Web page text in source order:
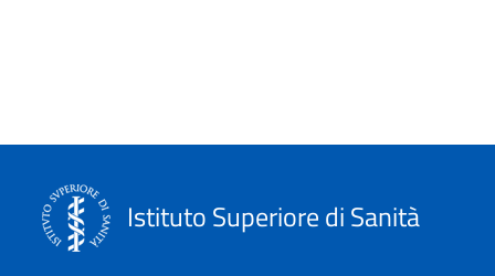
Informazioni editoriali
ISTISAN Congressi
La scuola e noi
Istituto Superiore di Sanità